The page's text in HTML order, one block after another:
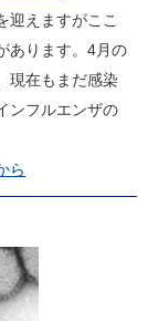
迎えますがここ
あります。4月の
現在もまだ感染
ンフルエンザの
ら